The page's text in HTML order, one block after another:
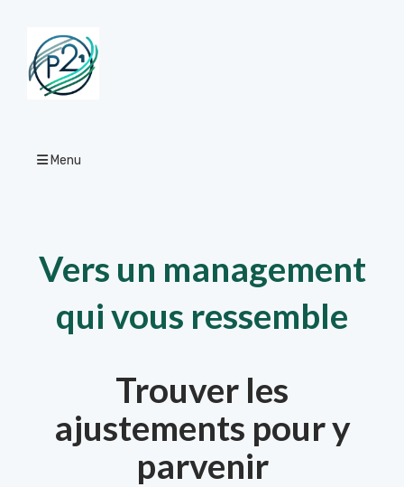
Menu
Vers un management
qui vous ressemble
Trouver les
ajustements pour y
parvenir